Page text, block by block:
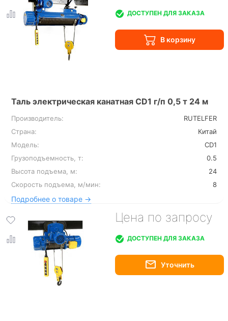
Таль электрическая канатная CD1 г/п 0,5 т 24 м
Производитель:
RUTELFER
Страна:
Китай
Модель:
CD1
Грузоподъемность, т:
0.5
Высота подъема, м:
24
Скорость подъема, м/мин:
8
Подробнее о товаре →
ДОСТУПЕН ДЛЯ ЗАКАЗА
Цена по запросу
ДОСТУПЕН ДЛЯ ЗАКАЗА